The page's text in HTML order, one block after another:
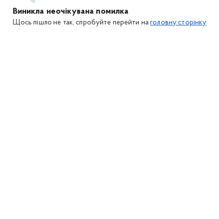
Виникла неочікувана помилка
Щось пішло не так, спробуйте перейти наголовну сторінку